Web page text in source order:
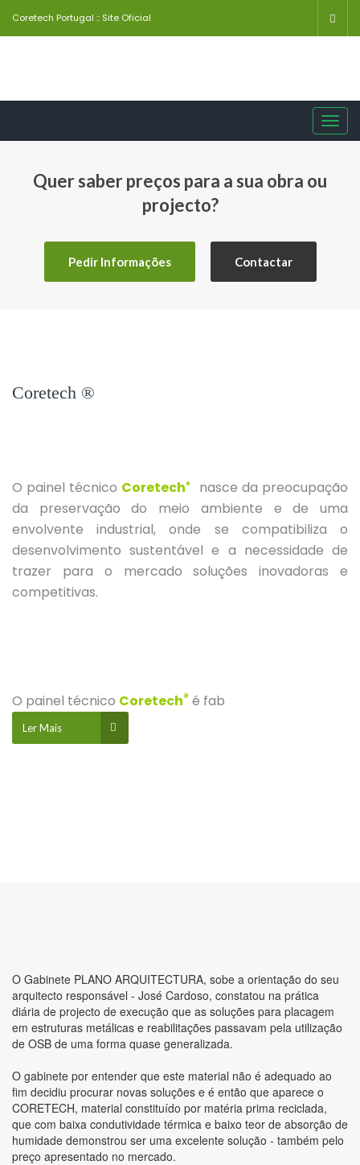
Coretech Portugal :: Site Oficial
Quer saber preços para a sua obra ou
projecto?
Pedir Informações Contactar
Coretech ®
O painel técnico Coretech®
nasce da preocupação
da preservação do meio ambiente e de uma
envolvente industrial, onde se compatibiliza o
desenvolvimento sustentável e a necessidade de
trazer para o mercado soluções inovadoras e
competitivas.
O painel técnico Coretech® é fab
Ler Mais
O Gabinete PLANO ARQUITECTURA, sobe a orientação do seu
arquitecto responsável - José Cardoso, constatou na prática
diária de projecto de execução que as soluções para placagem
em estruturas metálicas e reabilitações passavam pela utilização
de OSB de uma forma quase generalizada.
O gabinete por entender que este material não é adequado ao
fim decidiu procurar novas soluções e é então que aparece o
CORETECH, material constituído por matéria prima reciclada,
que com baixa condutividade térmica e baixo teor de absorção de
humidade demonstrou ser uma excelente solução - também pelo
preço apresentado no mercado.